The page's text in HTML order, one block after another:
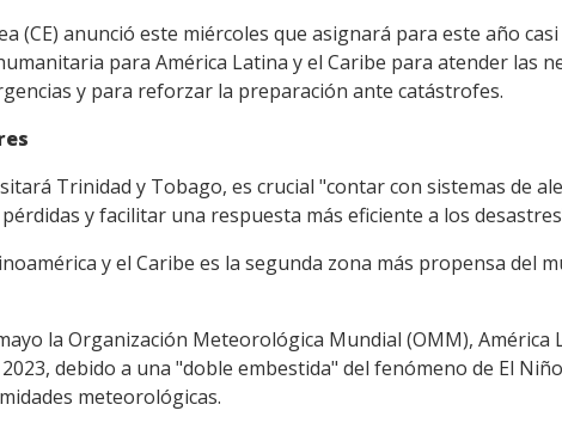
(CE) anunció este miércoles que asignará para este año
para América Latina y el Caribe para atender las
y para reforzar la preparación ante catástrofes.
Trinidad y Tobago, es crucial "contar con sistemas de
y facilitar una respuesta más eficiente a los
y el Caribe es la segunda zona más propensa del
la Organización Meteorológica Mundial (OMM), América
debido a una "doble embestida" del fenómeno de El
meteorológicas.